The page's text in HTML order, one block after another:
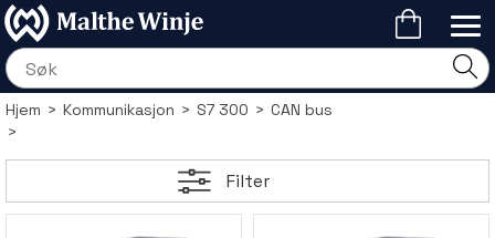
Hjem>Kommunikasjon>S7 300>CAN bus
>
Filter